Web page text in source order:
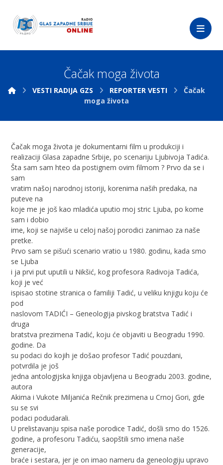
Čačak moga života
VESTI RADIJA GZS REPORTER VESTI
Čačak
moga života
Čačak moga života je dokumentarni film u produkciji i
realizaciji Glasa zapadne Srbije, po scenariju Ljubivoja Tadića.
Šta sam sam hteo da postignem ovim filmom ? Prvo da se i
sam
vratim našoj narodnoj istoriji, korenima naših predaka, na
puteve na
koje me je još kao mladića uputio moj stric Ljuba, po kome
sam i dobio
ime, koji se najviše u celoj našoj porodici zanimao za naše
pretke.
Prvo sam se pišući scenario vratio u 1980. godinu, kada smo
se Ljuba
i ja prvi put uputili u Nikšić, kog profesora Radivoja Tadića,
koji je već
ispisao stotine stranica o familiji Tadić, u veliku knjigu koju će
pod
naslovom TADIĆI – Geneologija pivskog bratstva Tadić i
druga
bratstva prezimena Tadić, koju će objaviti u Beogradu 1990.
godine. Da
su podaci do kojih je došao profesor Tadić pouzdani,
potvrdila je još
jedna antologijska knjiga objavljena u Beogradu 2003. godine,
autora
Akima i Vukote Miljanića Rečnik prezimena u Crnoj Gori, gde
su se svi
podaci podudarali.
U prelistavanju spisa naše porodice Tadić, došli smo do 1526.
godine, a profesoru Tadiću, saopštili smo imena naše
generacije,
braće i sestara, jer je on imao nameru da geneologiju upravo